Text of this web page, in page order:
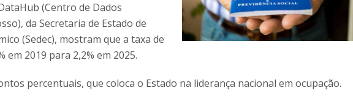
(Centro de Dados
da Secretaria de Estado de
(Sedec), mostram que a taxa de
em 2019 para 2,2% em 2025.
percentuais, que coloca o Estado na liderança nacional em ocupação.